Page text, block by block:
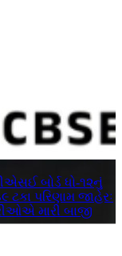
બોર્ડ ધો-૧૨નું
ટકા પરિણામ જાહેરઃ
મારી બાજી